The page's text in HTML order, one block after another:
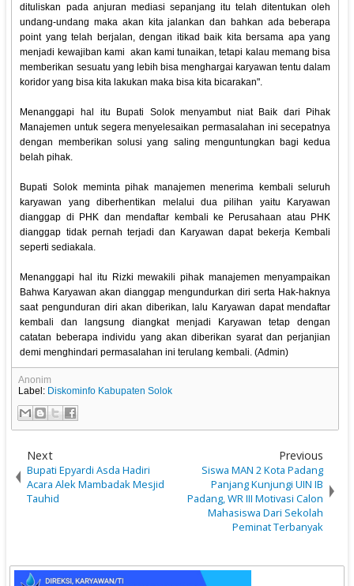
dituliskan pada anjuran mediasi sepanjang itu telah ditentukan oleh
undang-undang maka akan kita jalankan dan bahkan ada beberapa
point yang telah berjalan, dengan itikad baik kita bersama apa yang
menjadi kewajiban kami akan kami tunaikan, tetapi kalau memang bisa
memberikan sesuatu yang lebih bisa menghargai karyawan tentu dalam
koridor yang bisa kita lakukan maka bisa kita bicarakan".
Menanggapi hal itu Bupati Solok menyambut niat Baik dari Pihak
Manajemen untuk segera menyelesaikan permasalahan ini secepatnya
dengan memberikan solusi yang saling menguntungkan bagi kedua
belah pihak.
Bupati Solok meminta pihak manajemen menerima kembali seluruh
karyawan yang diberhentikan melalui dua pilihan yaitu Karyawan
dianggap di PHK dan mendaftar kembali ke Perusahaan atau PHK
dianggap tidak pernah terjadi dan Karyawan dapat bekerja Kembali
seperti sediakala.
Menanggapi hal itu Rizki mewakili pihak manajemen menyampaikan
Bahwa Karyawan akan dianggap mengundurkan diri serta Hak-haknya
saat pengunduran diri akan diberikan, lalu Karyawan dapat mendaftar
kembali dan langsung diangkat menjadi Karyawan tetap dengan
catatan beberapa individu yang akan diberikan syarat dan perjanjian
demi menghindari permasalahan ini terulang kembali. (Admin)
Anonim
Label: Diskominfo Kabupaten Solok
Next
Bupati Epyardi Asda Hadiri
Acara Alek Mambadak Mesjid
Tauhid
Previous
Siswa MAN 2 Kota Padang
Panjang Kunjungi UIN IB
Padang, WR III Motivasi Calon
Mahasiswa Dari Sekolah
Peminat Terbanyak